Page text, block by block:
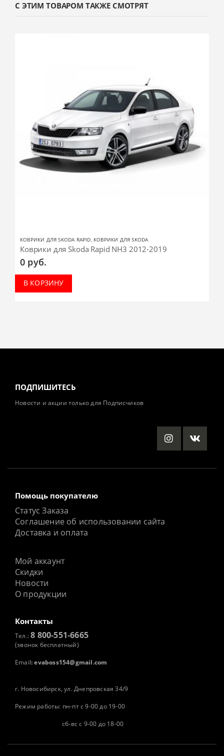
С ЭТИМ ТОВАРОМ ТАКЖЕ СМОТРЯТ
КОВРИКИ ДЛЯ SKODA RAPID, КОВРИКИ ДЛЯ SKODA
Коврики для Skoda Rapid NH3 2012-2019
0 руб.
В КОРЗИНУ
ПОДПИШИТЕСЬ
Новости и акции только для Подписчиков
Помощь покупателю
Статус Заказа
Соглашение об использовании сайта
Доставка и оплата
Мой аккаунт
Скидки
Новости
О продукции
Контакты
Тел.:8 800-551-6665
(звонок бесплатный)
Email: evaboss154@gmail.com
г. Новосибирск, ул. Днепровская 34/9
Режим работы: пн-пт с 9-00 до 19-00
сб-вс с 9-00 до 18-00